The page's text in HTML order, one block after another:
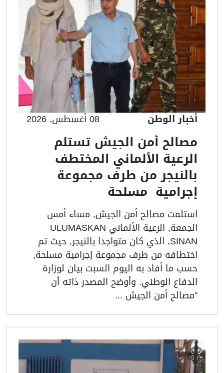
أخبار الوطن 08 أغسطس, 2026
مصالح أمن الجيش تستلم
الرعية الألماني المختطف
بالنيجر من طرف مجموعة
إجرامية مسلحة
استلمت مصالح أمن الجيش, مساء أمس
الجمعة, الرعية الألماني ULUMASKAN
SINAN, الذي كان متواجدا بالنيجر, حيث تم
اختطافه من طرف مجموعة إجرامية مسلحة,
حسب ما أفاد به اليوم السبت بيان لوزارة
الدفاع الوطني. وأوضح المصدر ذاته أن
"مصالح أمن الجيش ...